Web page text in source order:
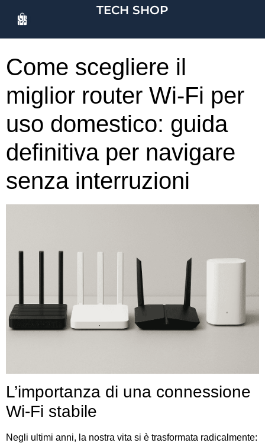
TECH SHOP
Come scegliere il
miglior router Wi-Fi per
uso domestico: guida
definitiva per navigare
senza interruzioni
L’importanza di una connessione
Wi-Fi stabile
Negli ultimi anni, la nostra vita si è trasformata radicalmente: